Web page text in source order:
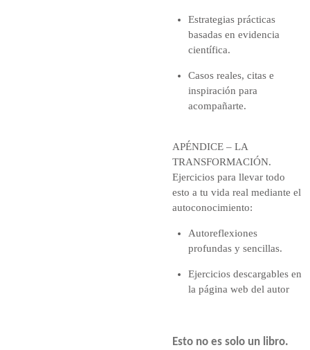
Estrategias prácticas
basadas en evidencia
científica.
Casos reales, citas e
inspiración para
acompañarte.
APÉNDICE – LA
TRANSFORMACIÓN.
Ejercicios para llevar todo
esto a tu vida real mediante el
autoconocimiento:
Autoreflexiones
profundas y sencillas.
Ejercicios descargables en
la página web del autor
Esto no es solo un libro.